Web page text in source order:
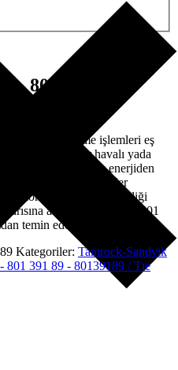
– 801 391 89 –
Rod Nut
ve üfleme işlemleri eş
Bu işlemler havalı yada
hidrolik enerjiden
verimlidir.Bu işlemler
kompresörünün beslediği
atılır.152 639 08 – 801
temin edebilirsiniz.
Kategoriler: Tamrock-Sandvik
801 391 89 - 80139189 / Tıe